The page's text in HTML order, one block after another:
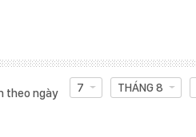
theo ngày 7 THÁNG 8